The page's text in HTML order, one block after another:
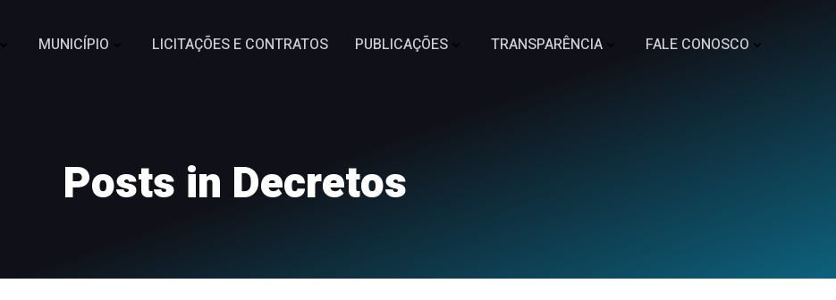
MUNICÍPIO LICITAÇÕES E CONTRATOS PUBLICAÇÕES TRANSPARÊNCIA FALE CONOSCO
Posts in Decretos